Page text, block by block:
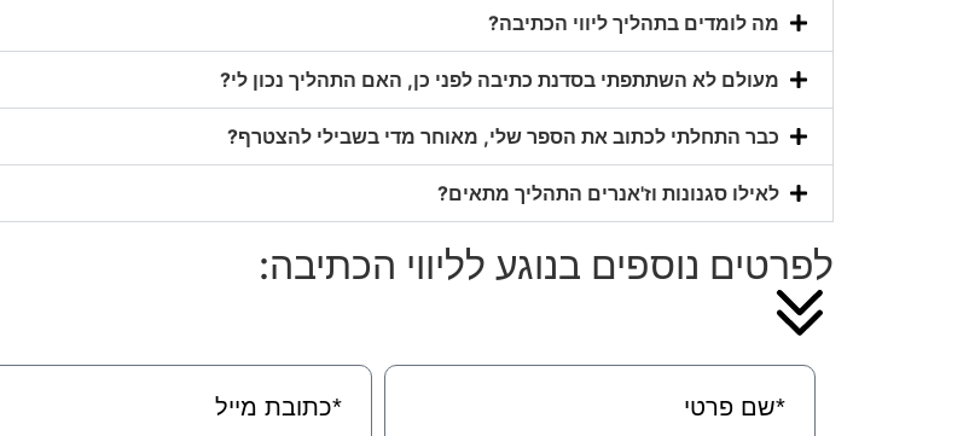
מה לומדים בתהליך ליווי הכתיבה?
מעולם לא השתתפתי בסדנת כתיבה לפני כן, האם התהליך נכון לי?
כבר התחלתי לכתוב את הספר שלי, מאוחר מדי בשבילי להצטרף?
לאילו סגנונות וז'אנרים התהליך מתאים?
לפרטים נוספים בנוגע לליווי הכתיבה: